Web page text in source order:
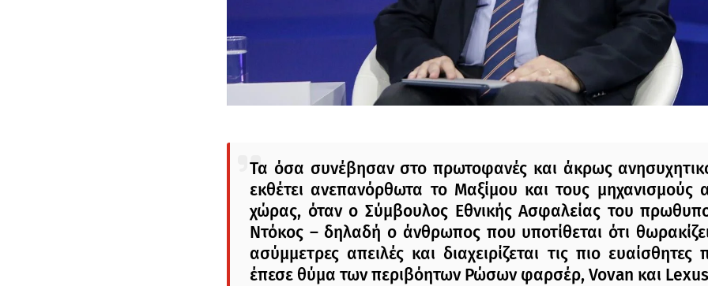
Τα όσα συνέβησαν στο πρωτοφανές και άκρως
εκθέτει ανεπανόρθωτα το Μαξίμου και τους μηχανισμούς
χώρας, όταν ο Σύμβουλος Εθνικής Ασφαλείας του
Ντόκος – δηλαδή ο άνθρωπος που υποτίθεται ότι
ασύμμετρες απειλές και διαχειρίζεται τις πιο
έπεσε θύμα των περιβόητων Ρώσων φαρσέρ, Vovan και